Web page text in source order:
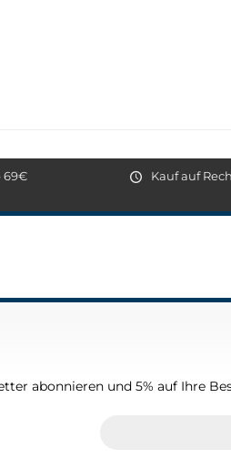
69€ Kauf auf
abonnieren und 5% auf Ihre